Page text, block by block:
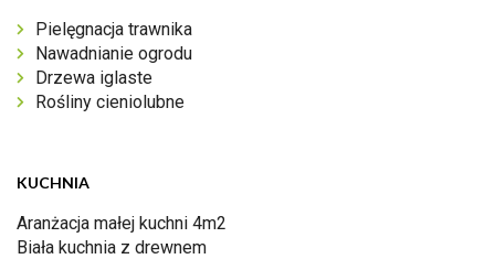
Pielęgnacja trawnika
Nawadnianie ogrodu
Drzewa iglaste
Rośliny cieniolubne
KUCHNIA
Aranżacja małej kuchni 4m2
Biała kuchnia z drewnem